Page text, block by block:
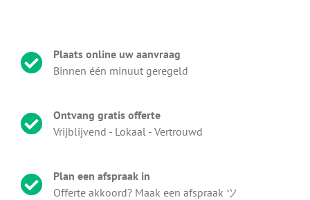
Plaats online uw aanvraag
Binnen één minuut geregeld
Ontvang gratis offerte
Vrijblijvend - Lokaal - Vertrouwd
Plan een afspraak in
Offerte akkoord? Maak een afspraak ツ